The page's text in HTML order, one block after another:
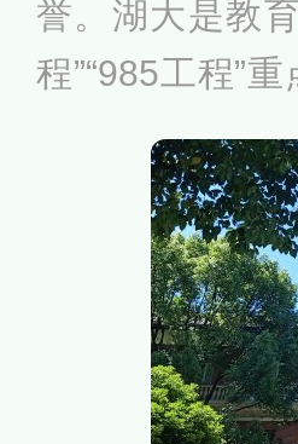
研究生项目等。
誉。湖大是教
程”“985工程”
设高校，为教
府、国家国防
011计划”“111
卓越工程师教